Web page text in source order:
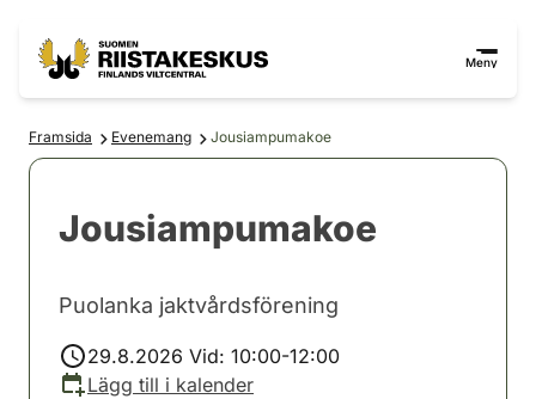
Meny
Framsida Evenemang Jousiampumakoe
Jousiampumakoe
Puolanka jaktvårdsförening
29.8.2026 Vid: 10:00-12:00
Lägg till i kalender